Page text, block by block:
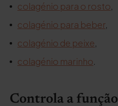
colagénio para o rosto,
colagénio para beber,
colagénio de peixe,
colagénio marinho.
Controla a